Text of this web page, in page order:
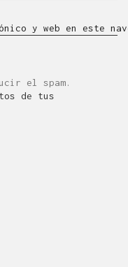
y web en este
el spam.
de tus